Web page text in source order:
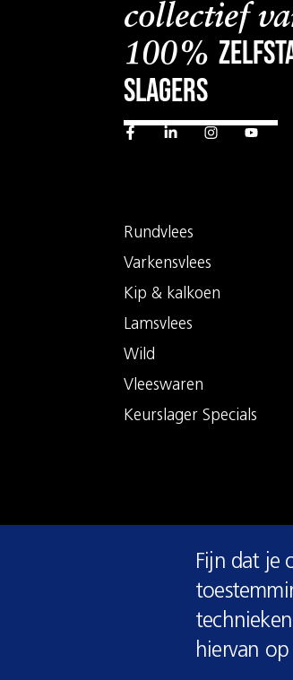
Fijn dat je
hiervan
collectief
100%
slagers
Rundvlees
Varkensvlees
Kip & kalkoen
Lamsvlees
Wild
Vleeswaren
Keurslager Specials
© 2026 Keurslager